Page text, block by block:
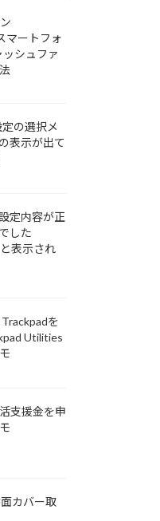
マートフォ
シュファ
の選択メ
表示が出て
定内容が正
した
表示され
を
Utilities
支援金を申
カバー取